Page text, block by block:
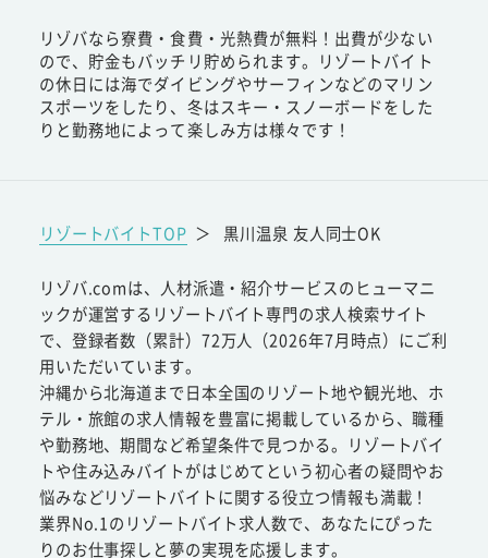
リゾバなら寮費・食費・光熱費が無料！出費が少ない
ので、貯金もバッチリ貯められます。リゾートバイト
の休日には海でダイビングやサーフィンなどのマリン
スポーツをしたり、冬はスキー・スノーボードをした
りと勤務地によって楽しみ方は様々です！
リゾートバイトTOP ＞ 黒川温泉 友人同士OK
リゾバ.comは、人材派遣・紹介サービスのヒューマニ
ックが運営するリゾートバイト専門の求人検索サイト
で、登録者数（累計）72万人（2026年7月時点）にご利
用いただいています。
沖縄から北海道まで日本全国のリゾート地や観光地、ホ
テル・旅館の求人情報を豊富に掲載しているから、職種
や勤務地、期間など希望条件で見つかる。リゾートバイ
トや住み込みバイトがはじめてという初心者の疑問やお
悩みなどリゾートバイトに関する役立つ情報も満載！
業界No.1のリゾートバイト求人数で、あなたにぴった
りのお仕事探しと夢の実現を応援します。